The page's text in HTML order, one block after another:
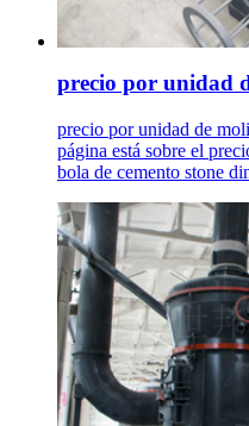
precio por unidad
precio por unidad de
página está sobre el
bola de cemento stone